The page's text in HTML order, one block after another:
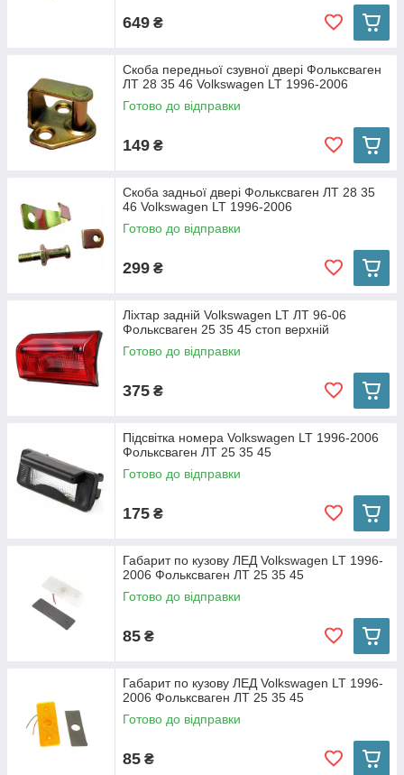
649 ₴
Скоба передньої сзувної двері Фольксваген
ЛТ 28 35 46 Volkswagen LT 1996-2006
Готово до відправки
149 ₴
Скоба задньої двері Фольксваген ЛТ 28 35
46 Volkswagen LT 1996-2006
Готово до відправки
299 ₴
Ліхтар задній Volkswagen LT ЛТ 96-06
Фольксваген 25 35 45 стоп верхній
Готово до відправки
375 ₴
Підсвітка номера Volkswagen LT 1996-2006
Фольксваген ЛТ 25 35 45
Готово до відправки
175 ₴
Габарит по кузову ЛЕД Volkswagen LT 1996-
2006 Фольксваген ЛТ 25 35 45
Готово до відправки
85 ₴
Габарит по кузову ЛЕД Volkswagen LT 1996-
2006 Фольксваген ЛТ 25 35 45
Готово до відправки
85 ₴